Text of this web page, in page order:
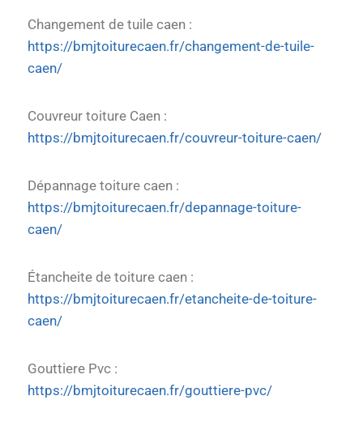
Changement de tuile caen :
https://bmjtoiturecaen.fr/changement-de-tuile-
caen/
Couvreur toiture Caen :
https://bmjtoiturecaen.fr/couvreur-toiture-caen/
Dépannage toiture caen :
https://bmjtoiturecaen.fr/depannage-toiture-
caen/
Étancheite de toiture caen :
https://bmjtoiturecaen.fr/etancheite-de-toiture-
caen/
Gouttiere Pvc :
https://bmjtoiturecaen.fr/gouttiere-pvc/